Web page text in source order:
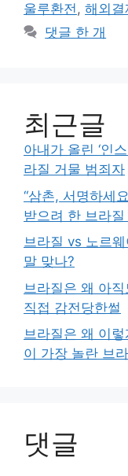
울루환전, 해외결
댓글 한 개
최근글
아내가 올린 ‘인
라질 거물 범죄자
“삼촌, 서명하세
받으려 한 브라질
브라질 vs 노르
말 맞나?
브라질은 왜 아
직접 감전당한썰
브라질은 왜 이
이 가장 놀란 브
댓글